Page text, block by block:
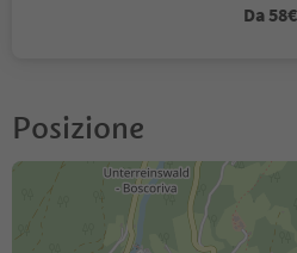
Da 58€
Posizione